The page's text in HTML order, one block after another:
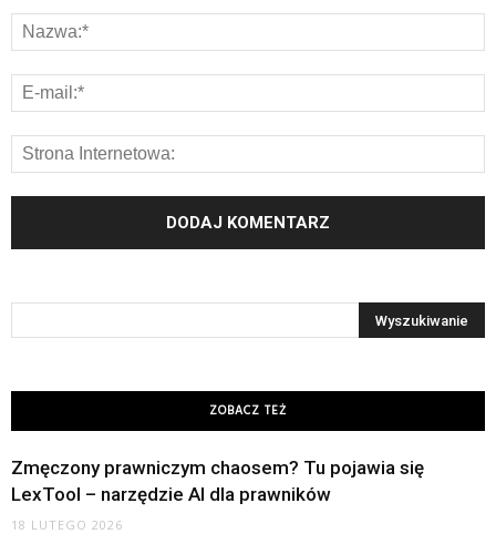
ZOBACZ TEŻ
Zmęczony prawniczym chaosem? Tu pojawia się
LexTool – narzędzie AI dla prawników
18 LUTEGO 2026